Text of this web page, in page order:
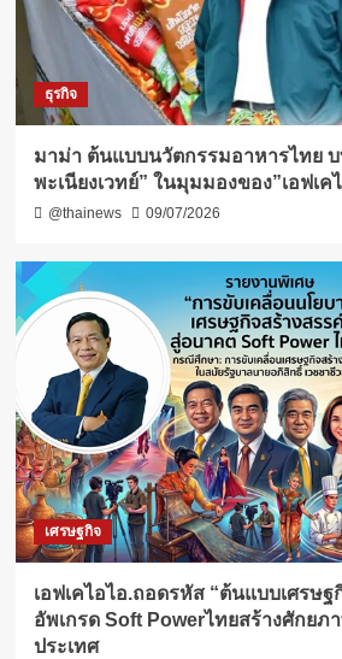
ธุรกิจ
มาม่า ต้นแบบนวัตกรรมอาหารไทย
พะเนียงเวทย์” ในมุมมองของ”เอฟเ
@thainews 09/07/2026
เศรษฐกิจ
เอฟเคไอไอ.ถอดรหัส “ต้นแบบเศรษฐ
อัพเกรด Soft Powerไทยสร้างศักยภ
ประเทศ